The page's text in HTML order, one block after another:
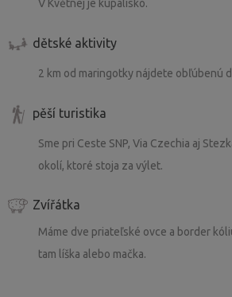
V Květnej je kúpalisko.
dětské aktivity
2 km od maringotky nájdete obľúbenú
pěší turistika
Sme pri Ceste SNP, Via Czechia aj
okolí, ktoré stoja za výlet.
Zvířátka
Máme dve priateľské ovce a border
tam líška alebo mačka.